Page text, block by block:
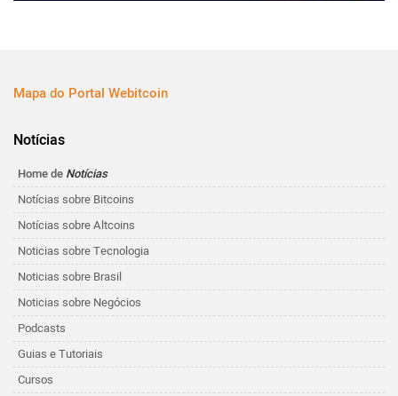
Mapa do Portal Webitcoin
Notícias
Home de Notícias
Notícias sobre Bitcoins
Notícias sobre Altcoins
Noticias sobre Tecnologia
Noticias sobre Brasil
Noticias sobre Negócios
Podcasts
Guias e Tutoriais
Cursos